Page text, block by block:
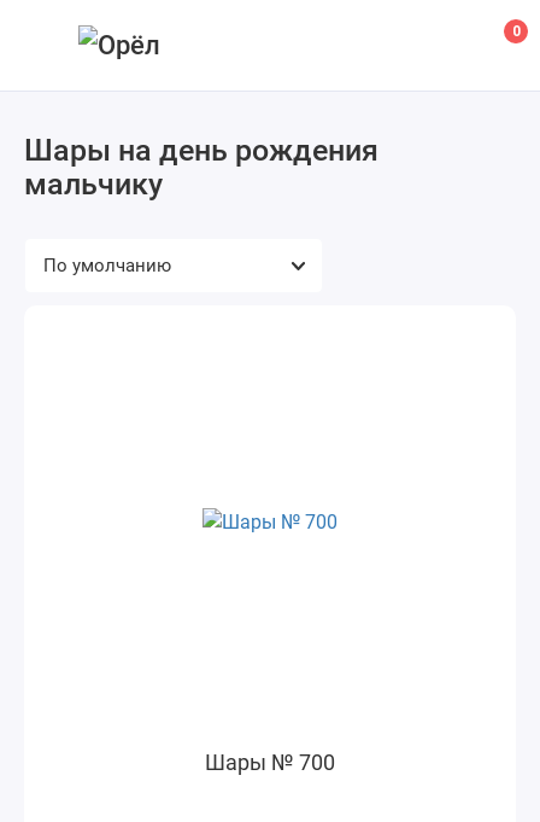
0
Шары на день рождения
мальчику
Шары № 700